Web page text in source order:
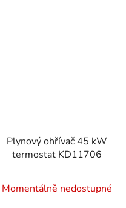
Plynový ohřívač 45 kW
termostat KD11706
Momentálně nedostupné